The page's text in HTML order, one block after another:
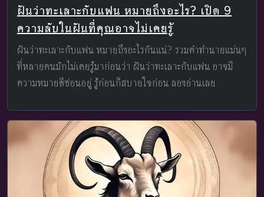
ฝันว่าทะเลาะกับแฟน หมายถึงอะไร? เปิด 9
ความลับในฝันที่คุณอาจไม่เคยรู้
ฝันว่าทะเลาะกับแฟน หมายถึงอะไรกันแน่? รวมคำทำนายแม่นๆ
ที่หลายคนมักไม่เคยรู้มาก่อนว่า ฝันว่าทะเลาะกับแฟน อาจมี
ความหมายดีซ่อนอยู่ รู้ก่อนก็สบายใจก่อน ลองอ่านเลย